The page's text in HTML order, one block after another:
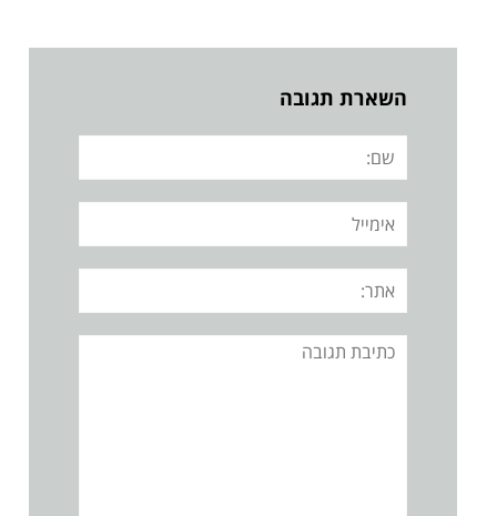
השארת תגובה
שם:
אימייל
אתר:
תגובה